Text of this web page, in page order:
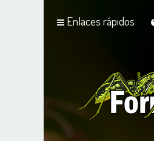
Enlaces rápidos